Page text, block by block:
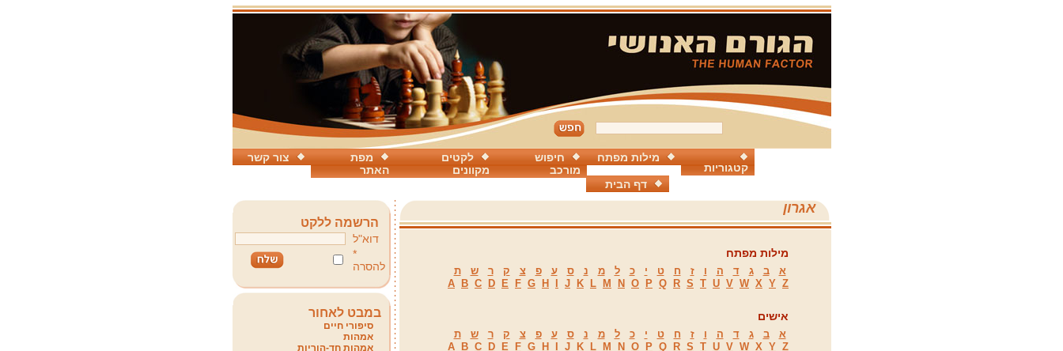
צור קשר
מפת
האתר
לקטים
מקוונים
חיפוש
מורכב
מילות מפתח
קטגוריות
דף הבית
אגרון
מילות מפתח
א ב ג ד ה ו ז ח ט י כ ל מ נ ס ע פ צ ק ר ש
ת
A
B C D E F G H J K L M N O P Q R S T U V W X Y Z
אישים
א ב ג ד ה ו ז ח ט י כ ל מ נ ס ע פ צ ק ר ש
ת
A
B C D E F G H J K L M N O P Q R S T U V W X Y Z
הרשמה ללקט
דוא"ל
*
להסרה
במבט לאחור
סיפורי חיים
אמהות
אמהות חד-הוריות